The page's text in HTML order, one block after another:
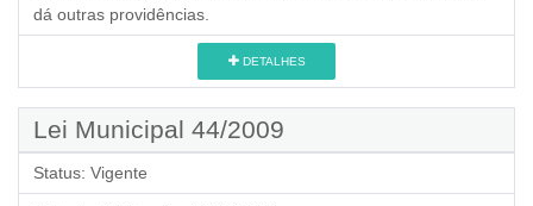
dá outras providências.
DETALHES
Lei Municipal 44/2009
Status: Vigente